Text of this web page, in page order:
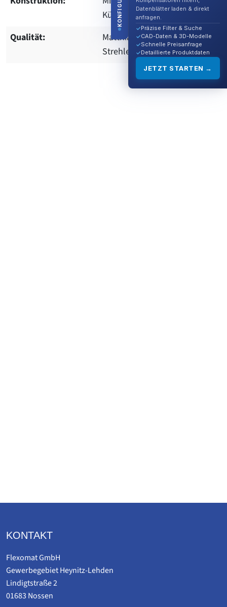
Kühne
166
Qualität:
Matthias
Strehle
+49 35242 43 94-
123
KONTAKT
Flexomat GmbH
Gewerbegebiet Heynitz-Lehden
Lindigtstraße 2
01683 Nossen
Datenblätter laden & direkt
anfragen.
Präzise Filter & Suche
CAD-Daten & 3D-Modelle
Schnelle Preisanfrage
Detaillierte Produktdaten
JETZT STARTEN →